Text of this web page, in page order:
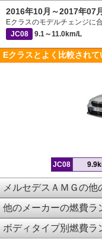
2016年10月～2017年07
Eクラスのモデルチェンジに
JC08
9.1～11.0km/L
Eクラスとよく比較されて
JC08
メルセデスＡＭＧの他
他のメーカーの燃費ラ
ボディタイプ別燃費ラ